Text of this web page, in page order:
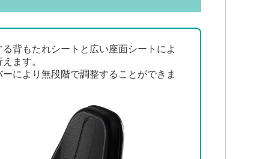
背もたれシートと広い座面シートによ
ます。
により無段階で調整することができま